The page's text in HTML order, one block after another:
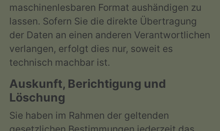
maschinenlesbaren Format aushändigen zu
lassen. Sofern Sie die direkte Übertragung
der Daten an einen anderen Verantwortlichen
verlangen, erfolgt dies nur, soweit es
technisch machbar ist.
Auskunft, Berichtigung und
Löschung
Sie haben im Rahmen der geltenden